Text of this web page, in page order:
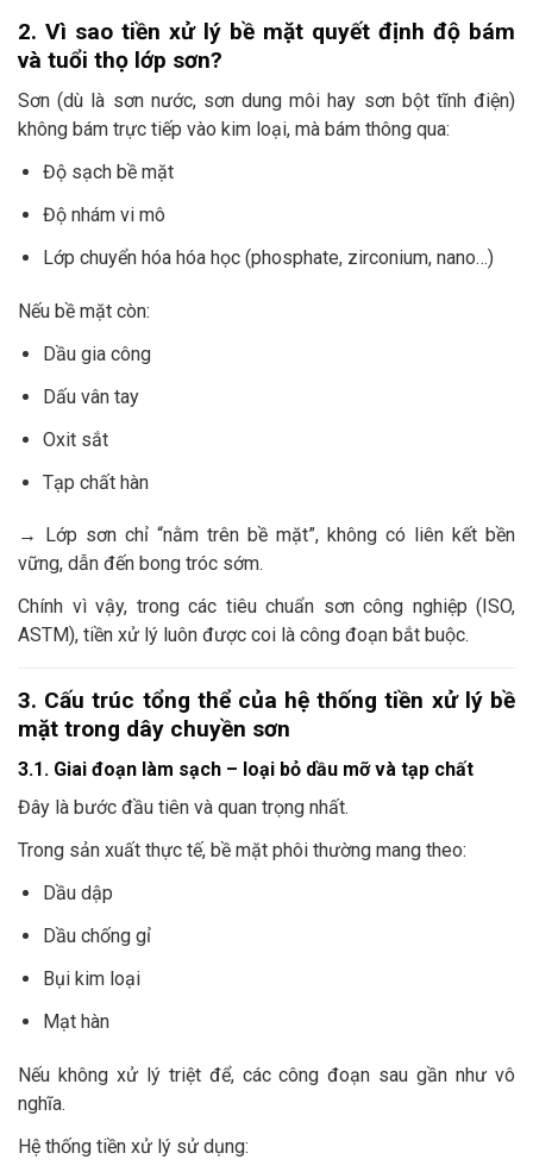
2. Vì sao tiền xử lý bề mặt quyết định độ bám
và tuổi thọ lớp sơn?
Sơn (dù là sơn nước, sơn dung môi hay sơn bột tĩnh điện)
không bám trực tiếp vào kim loại, mà bám thông qua:
Độ sạch bề mặt
Độ nhám vi mô
Lớp chuyển hóa hóa học (phosphate, zirconium, nano…)
Nếu bề mặt còn:
Dầu gia công
Dấu vân tay
Oxit sắt
Tạp chất hàn
→ Lớp sơn chỉ “nằm trên bề mặt”, không có liên kết bền
vững, dẫn đến bong tróc sớm.
Chính vì vậy, trong các tiêu chuẩn sơn công nghiệp (ISO,
ASTM), tiền xử lý luôn được coi là công đoạn bắt buộc.
3. Cấu trúc tổng thể của hệ thống tiền xử lý bề
mặt trong dây chuyền sơn
3.1. Giai đoạn làm sạch – loại bỏ dầu mỡ và tạp chất
Đây là bước đầu tiên và quan trọng nhất.
Trong sản xuất thực tế, bề mặt phôi thường mang theo:
Dầu dập
Dầu chống gỉ
Bụi kim loại
Mạt hàn
Nếu không xử lý triệt để, các công đoạn sau gần như vô
nghĩa.
Hệ thống tiền xử lý sử dụng: